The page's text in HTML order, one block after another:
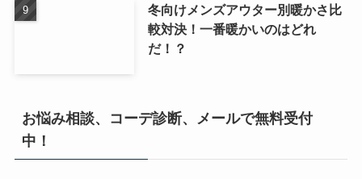
冬向けメンズアウター別暖かさ比
較対決！一番暖かいのはどれ
だ！？
お悩み相談、コーデ診断、メールで無料受付
中！